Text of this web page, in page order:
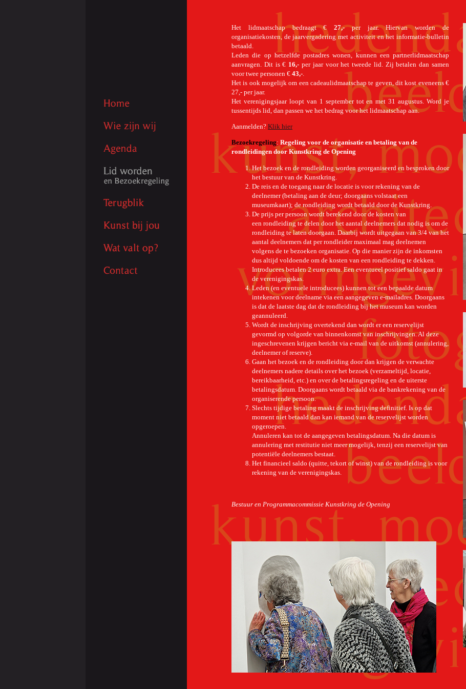
Het lidmaatschap bedraagt €27,-per jaar. Hiervan worden de
organisatiekosten, de jaarvergadering met activiteit en het informatie-bulletin
betaald.
Leden die op hetzelfde postadres wonen, kunnen een partnerlidmaatschap
aanvragen. Dit is € 16,- per jaar voor het tweede lid. Zij betalen dan samen
voor twee personen € 43,-
Het is ook mogelijk om een cadeaulidmaatschap te geven, dit kost eveneens €
27,- per jaar.
Het verenigingsjaar loopt van 1 september tot en met 31 augustus. Word je
tussentijds lid, dan passen we het bedrag voor het lidmaatschap aan.
Aanmelden? Klik hier
Bezoekregeling: Regeling voor de organisatie en betaling van de
rondleidingen door Kunstkring de Opening
Het bezoek en de rondleiding worden georganiseerd en besproken door
het bestuur van de Kunstkring.
De reis en de toegang naar de locatie is voor rekening van de
deelnemer (betaling aan de deur; doorgaans volstaat een
museumkaart); de rondleiding wordt betaald door de Kunstkring.
De prijs per persoon wordt berekend door de kosten van
een rondleiding te delen door het aantal deelnemers dat nodig is om de
rondleiding te laten doorgaan. Daarbij wordt uitgegaan van 3/4 van het
aantal deelnemers dat per rondleider maximaal mag deelnemen
volgens de te bezoeken organisatie. Op die manier zijn de inkomsten
dus altijd voldoende om de kosten van een rondleiding te dekken.
Introducees betalen 2 euro extra. Een eventueel positief saldo gaat in
de verenigingskas.
Leden (en eventuele introducees) kunnen tot een bepaalde datum
intekenen voor deelname via een aangegeven e-mailadres. Doorgaans
is dat de laatste dag dat de rondleiding bij het museum kan worden
geannuleerd.
Wordt de inschrijving overtekend dan wordt er een reservelijst
gevormd op volgorde van binnenkomst van inschrijvingen. Al deze
ingeschrevenen krijgen bericht via e-mail van de uitkomst (annulering,
deelnemer of reserve).
Gaan het bezoek en de rondleiding door dan krijgen de verwachte
deelnemers nadere details over het bezoek (verzameltijd, locatie,
bereikbaarheid, etc.) en over de betalingsregeling en de uiterste
betalingsdatum. Doorgaans wordt betaald via de bankrekening van de
organiserende persoon.
Slechts tijdige betaling maakt de inschrijving definitief. Is op dat
moment niet betaald dan kan iemand van de reservelijst worden
opgeroepen.
Annuleren kan tot de aangegeven betalingsdatum. Na die datum is
annulering met restitutie niet meer mogelijk, tenzij een reservelijst van
potentiële deelnemers bestaat.
Het financieel saldo (quitte, tekort of winst) van de rondleiding is voor
rekening van de verenigingskas.
Bestuur en Programmacommissie Kunstkring de Opening